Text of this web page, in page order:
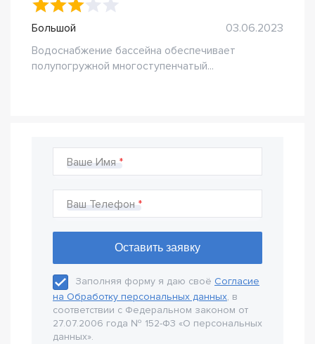
Большой
03.06.2023
Водоснабжение бассейна обеспечивает
полупогружной многоступенчатый...
Ваше Имя
Ваш Телефон
Заполняя форму я даю своё Согласие
на Обработку персональных данных, в
соответствии с Федеральном законом от
27.07.2006 года № 152-Ф3 «О персональных
данных».